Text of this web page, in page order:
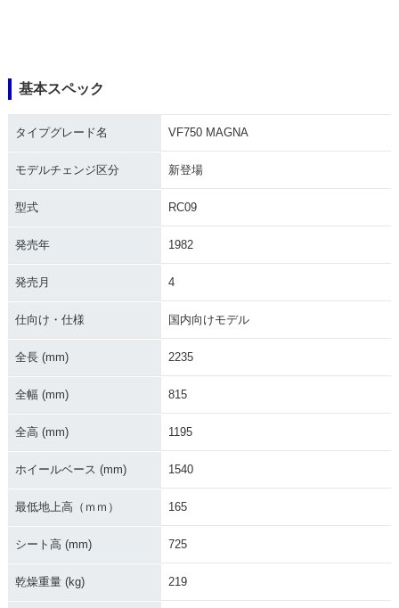
基本スペック
タイプグレード名 VF750 MAGNA
モデルチェンジ区分 新登場
型式 RC09
発売年 1982
発売月 4
仕向け・仕様 国内向けモデル
全長 (mm) 2235
全幅 (mm) 815
全高 (mm) 1195
ホイールベース (mm) 1540
最低地上高（ｍｍ） 165
シート高 (mm) 725
乾燥重量 (kg) 219